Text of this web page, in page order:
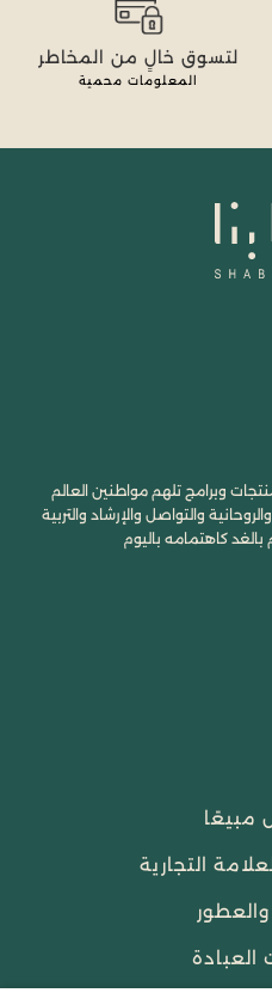
لتسوق خالٍ من المخاطر
المعلومات محمية
وبرامج تلهم مواطنين العالم
والتواصل والإرشاد والتربية
كاهتمامه باليوم
مبيعًا
التجارية
والعطور
العبادة